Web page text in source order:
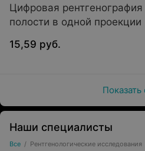
повреждения и
позвоночника;
диагностика заболеваний
Цифровая рентгенография
полости в одной проекции
15,59 руб.
Наши специалисты
Все / Рентгенологические исследования